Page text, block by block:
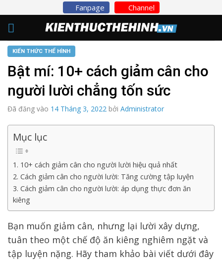
to
content
Fanpage Channel
KIẾN THỨC THỂ HÌNH
Bật mí: 10+ cách giảm cân cho
người lười chẳng tốn sức
Đã đăng vào 14 Tháng 3, 2022 bởi Administrator
Mục lục
1. 10+ cách giảm cân cho người lười hiệu quả nhất
2. Cách giảm cân cho người lười: Tăng cường tập luyện
3. Cách giảm cân cho người lười: áp dụng thực đơn ăn
kiêng
Bạn muốn giảm cân, nhưng lại lười xây dựng,
tuân theo một chế độ ăn kiêng nghiêm ngặt và
tập luyện nặng. Hãy tham khảo bài viết dưới đây